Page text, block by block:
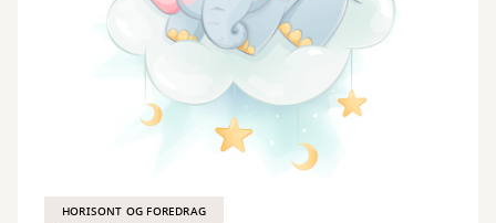
HORISONT OG FOREDRAG